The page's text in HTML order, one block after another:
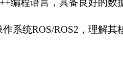
编程语言，具备良好的数
系统ROS/ROS2，理解